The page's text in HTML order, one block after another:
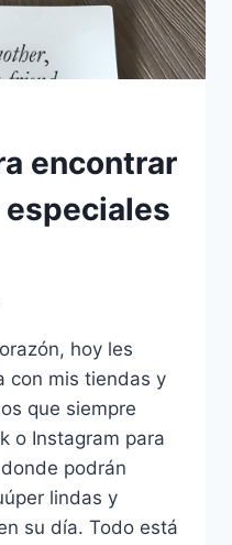
encontrar
hoy les
con mis tiendas y
que siempre
o Instagram para
podrán
lindas y
su día. Todo está